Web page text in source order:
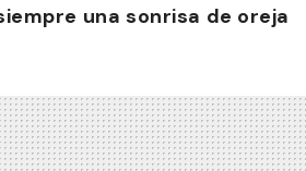
una sonrisa de oreja